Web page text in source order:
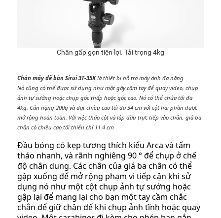
Chân gấp gọn tiện lợi. Tải trọng 4kg
Chân máy để bàn Sirui 3T-35Klà thiết bị hỗ trợ máy ảnh đa năng.
Nó cũng có thể được sử dụng như một gậy cầm tay để quay video, chụp
ảnh tự sướng hoặc chụp góc thấp hoặc góc cao. Nó có thể chứa tối đa
4kg. Cân nặng 200g và đạt chiều cao tối đa 34 cm với cột hai phần được
mở rộng hoàn toàn. Với việc tháo cột và lắp đầu trực tiếp vào chân, giá ba
chân có chiều cao tối thiểu chỉ 11.4 cm
Đầu bóng có kẹp tương thích kiểu Arca và tấm
tháo nhanh, và rãnh nghiêng 90 ° để chụp ở chế
độ chân dung. Các chân của giá ba chân có thể
gập xuống để mở rộng phạm vi tiếp cận khi sử
dụng nó như một cột chụp ảnh tự sướng hoặc
gập lại để mang lại cho bạn một tay cầm chắc
chắn để giữ chân đế khi chụp ảnh tĩnh hoặc quay